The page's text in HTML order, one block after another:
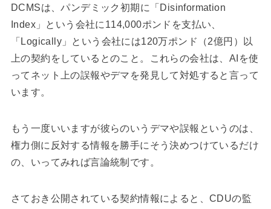
DCMSは、パンデミック初期に「Disinformation
Index」という会社に114,000ポンドを支払い、
「Logically」という会社には120万ポンド（2億円）以
上の契約をしているとのこと。これらの会社は、AIを使
ってネット上の誤報やデマを発見して対処すると言って
います。
もう一度いいますが彼らのいうデマや誤報というのは、
権力側に反対する情報を勝手にそう決めつけているだけ
の、いってみれば言論統制です。
さておき公開されている契約情報によると、CDUの監